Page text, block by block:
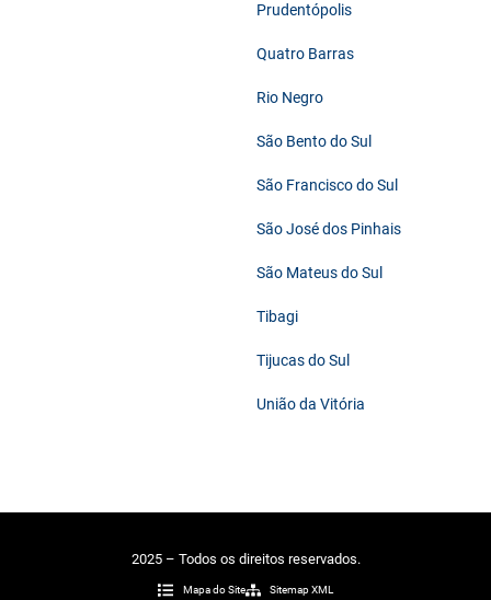
Prudentópolis
Quatro Barras
Rio Negro
São Bento do Sul
São Francisco do Sul
São José dos Pinhais
São Mateus do Sul
Tibagi
Tijucas do Sul
União da Vitória
2025 – Todos os direitos reservados.
Mapa do Site Sitemap XML